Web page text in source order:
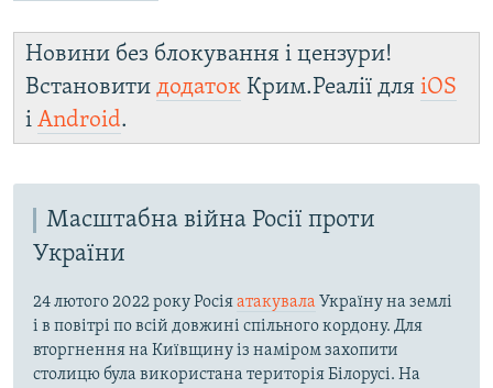
Новини без блокування і цензури!
Встановити додаток Крим.Реалії для iOS
і Android.
Масштабна війна Росії проти
України
24 лютого 2022 року Росіяатакувала Україну на землі
і в повітрі по всій довжині спільного кордону. Для
вторгнення на Київщину із наміром захопити
столицю була використана територія Білорусі. На